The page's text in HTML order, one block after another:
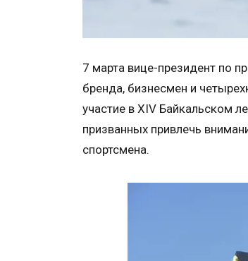
7 марта вице-президент по
бренда, бизнесмен и
участие в XIV Байкальском
призванных привлечь
спортсмена.